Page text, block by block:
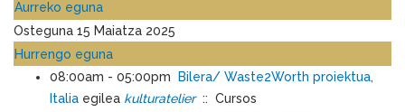
Aurreko eguna
Osteguna 15 Maiatza 2025
Hurrengo eguna
08:00am - 05:00pm
Bilera/ Waste2Worth proiektua,
Italia egilea kulturatelier:: Cursos